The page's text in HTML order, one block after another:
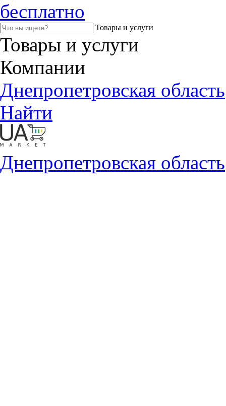
бесплатно
Товары и услуги
Товары и услуги
Компании
Днепропетровская область
Найти
Днепропетровская область